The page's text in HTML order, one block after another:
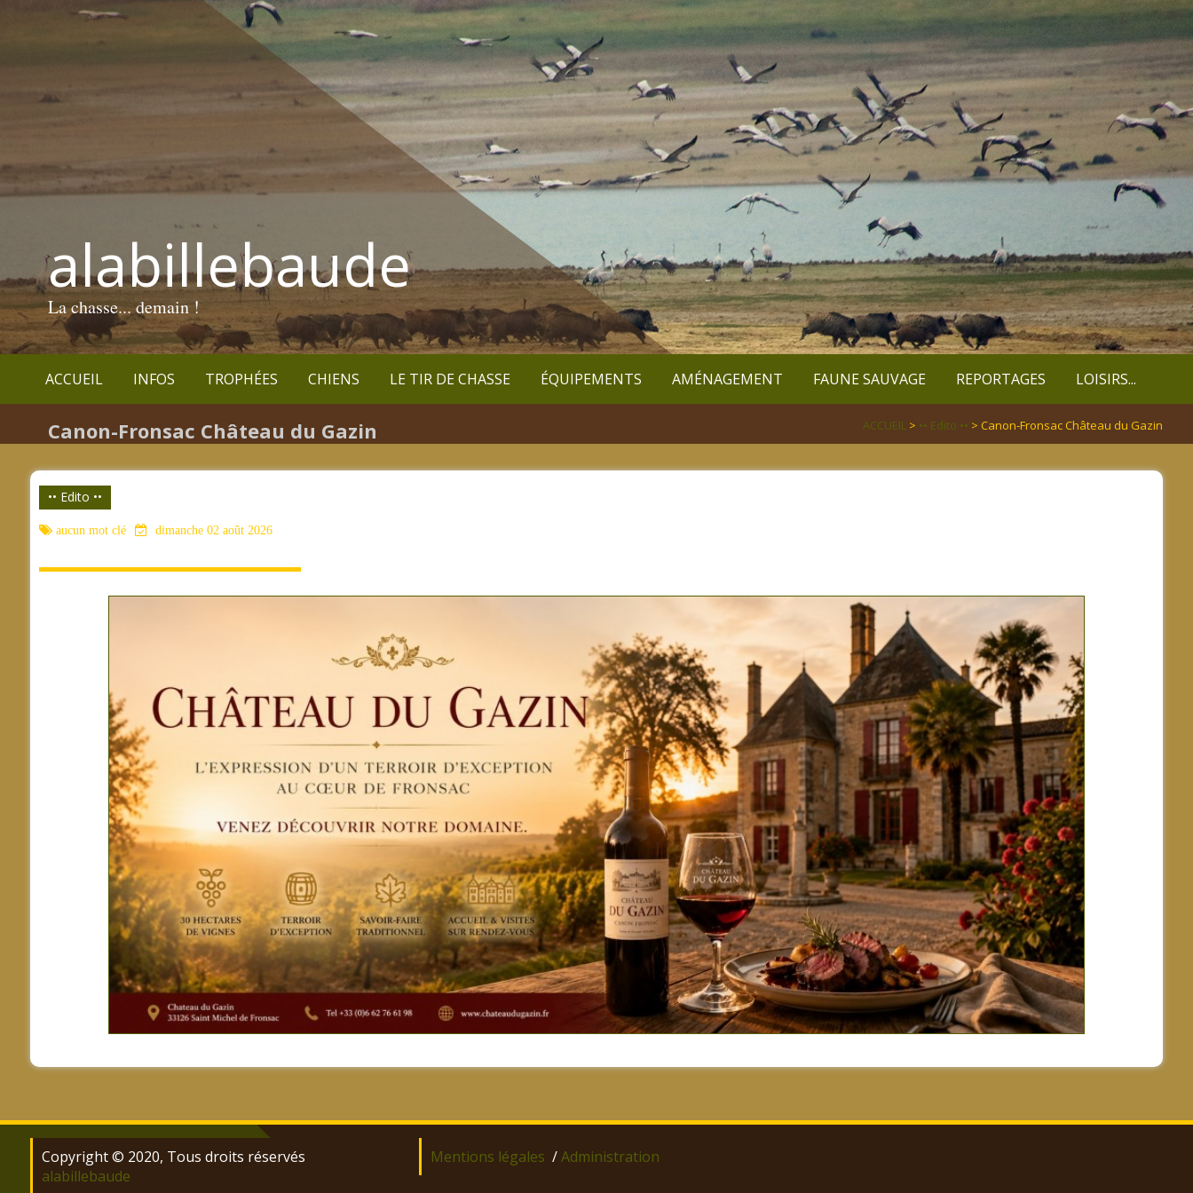
alabillebaude
La chasse... demain !
ACCUEIL INFOS TROPHÉES CHIENS LE TIR DE CHASSE ÉQUIPEMENTS AMÉNAGEMENT FAUNE SAUVAGE REPORTAGES LOISIRS...
Canon-Fronsac Château du Gazin ACCUEIL > •• Edito •• > Canon-Fronsac Château du Gazin
•• Edito ••
aucun mot clé dimanche 02 août 2026
Copyright © 2020, Tous droits réservés
alabillebaude
Mentions légales /Administration